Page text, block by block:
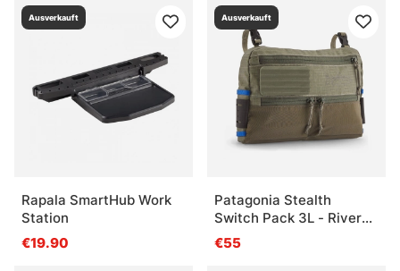
Ausverkauft
Rapala SmartHub Work
Station
€19.90
Ausverkauft
Patagonia Stealth
Switch Pack 3L - River
Rock Green
€55